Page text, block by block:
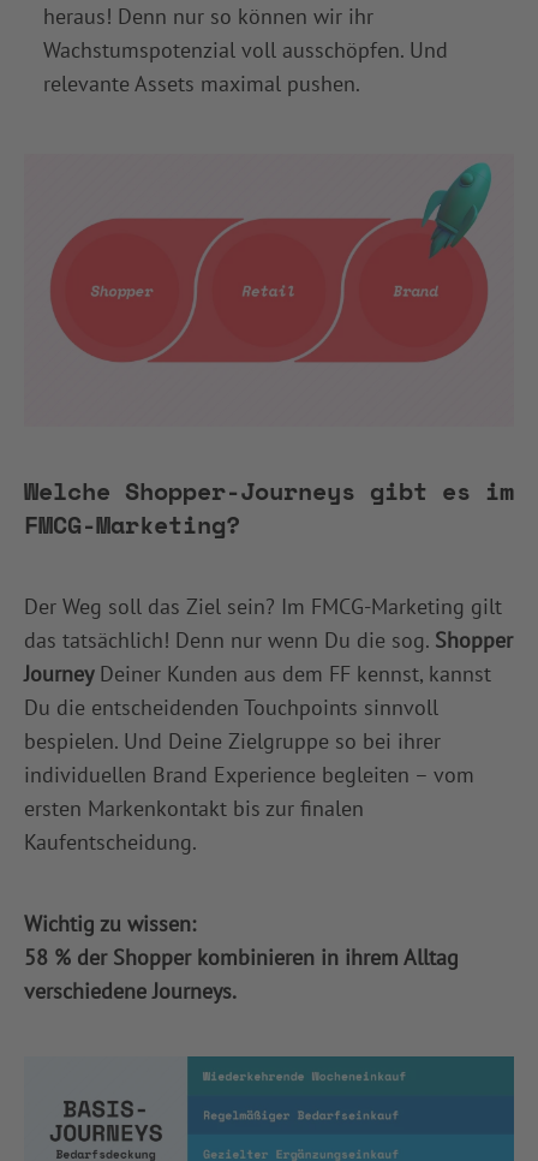
heraus! Denn nur so können wir ihr
Wachstumspotenzial voll ausschöpfen. Und
relevante Assets maximal pushen.
Welche Shopper-Journeys gibt es im
FMCG-Marketing?
Der Weg soll das Ziel sein? Im FMCG-Marketing gilt
das tatsächlich! Denn nur wenn Du die sog. Shopper
JourneyDeiner Kunden aus dem FF kennst, kannst
Du die entscheidenden Touchpoints sinnvoll
bespielen. Und Deine Zielgruppe so bei ihrer
individuellen Brand Experience begleiten – vom
ersten Markenkontakt bis zur finalen
Kaufentscheidung.
Wichtig zu wissen:
58 % der Shopper kombinieren in ihrem Alltag
verschiedene Journeys.